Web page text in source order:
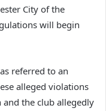
City of the
will begin
referred to an
alleged violations
the club allegedly